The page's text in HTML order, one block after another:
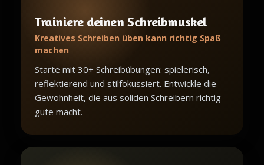
Trainiere deinen Schreibmuskel
Kreatives Schreiben üben kann richtig Spaß
machen
Starte mit 30+ Schreibübungen: spielerisch,
reflektierend und stilfokussiert. Entwickle die
Gewohnheit, die aus soliden Schreibern richtig
gute macht.